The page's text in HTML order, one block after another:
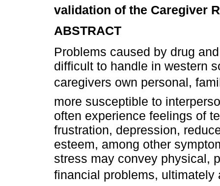
validation of the Caregiver
ABSTRACT
Problems caused by drug
difficult to handle in western
caregivers own personal,
more susceptible to
often experience feelings of
frustration, depression,
esteem, among other
stress may convey physical,
financial problems, ultimately